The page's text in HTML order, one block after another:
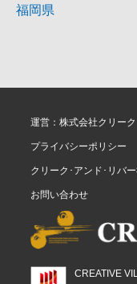
福岡県
運営：株式会社クリー
プライバシーポリシー
クリーク･アンド･リバ
お問い合わせ
CREATIVE